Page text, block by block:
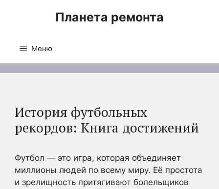
Планета ремонта
Меню
История футбольных
рекордов: Книга достижений
Футбол — это игра, которая объединяет
миллионы людей по всему миру. Её простота
и зрелищность притягивают болельщиков